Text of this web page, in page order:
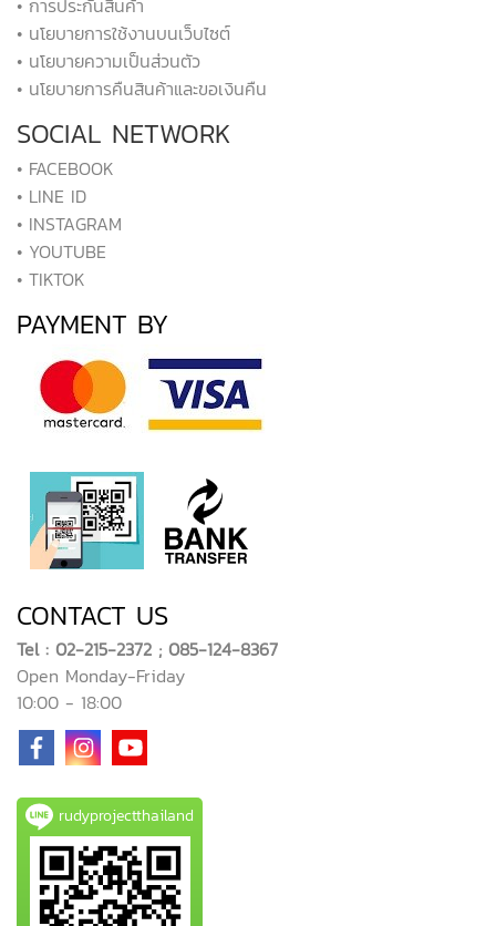
• การประกันสินค้า
• นโยบายการใช้งานบนเว็บไซต์
• นโยบายความเป็นส่วนตัว
• นโยบายการคืนสินค้าและขอเงินคืน
SOCIAL NETWORK
• FACEBOOK
• LINE ID
• INSTAGRAM
• YOUTUBE
• TIKTOK
PAYMENT BY
CONTACT US
Tel : 02-215-2372 ; 085-124-8367
Open Monday-Friday
10:00 - 18:00
rudyprojectthailand